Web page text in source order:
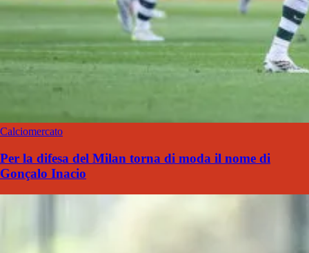
Calciomercato
Per la difesa del Milan torna di moda il nome di
Gonçalo Inacio